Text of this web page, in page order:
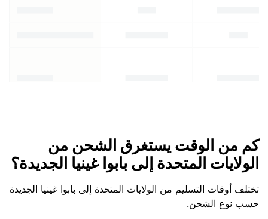
كم من الوقت يستغرق الشحن من
الولايات المتحدة إلى بابوا غينيا الجديدة؟
تختلف أوقات التسليم من الولايات المتحدة إلى بابوا غينيا الجديدة
حسب نوع الشحن.